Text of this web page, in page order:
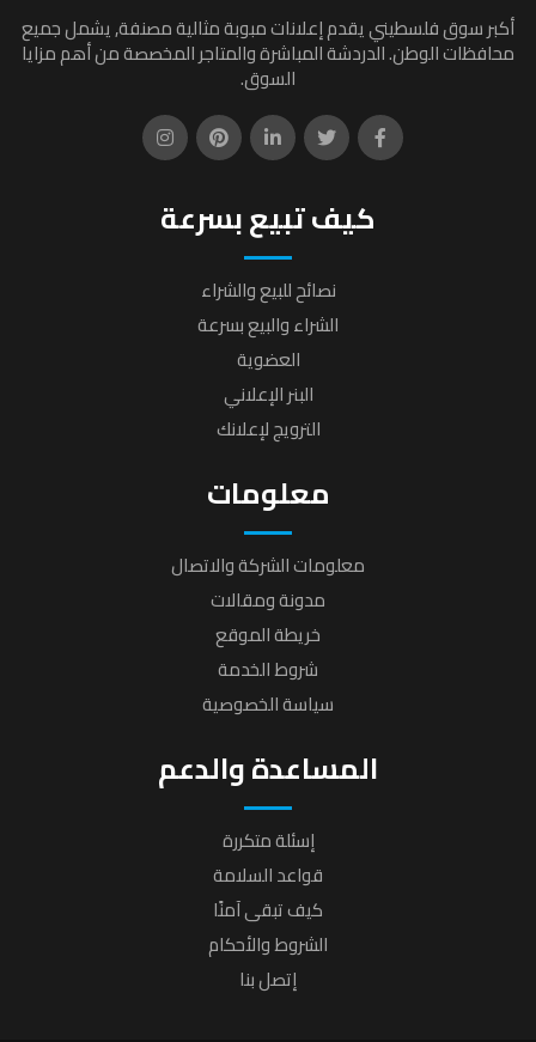
أكبر سوق فلسطيني يقدم إعلانات مبوبة مثالية مصنفة, يشمل جميع
محافظات الوطن. الدردشة المباشرة والمتاجر المخصصة من أهم مزايا
السوق.
كيف تبيع بسرعة
نصائح للبيع والشراء
الشراء والبيع بسرعة
العضوية
البنر الإعلاني
الترويج لإعلانك
معلومات
معلومات الشركة والاتصال
مدونة ومقالات
خريطة الموقع
شروط الخدمة
سياسة الخصوصية
المساعدة والدعم
إسئلة متكررة
قواعد السلامة
كيف تبقى آمنًا
الشروط والأحكام
إتصل بنا